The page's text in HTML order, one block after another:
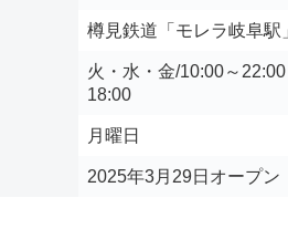
樽見鉄道「モレラ岐阜駅
火・水・金/10:00～
18:00
月曜日
2025年3月29日オープン